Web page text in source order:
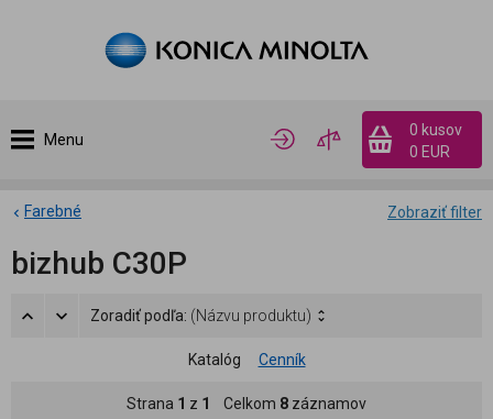
Menu
0 kusov
0 EUR
Zobraziť filter
Farebné
bizhub C30P
Zoradiť podľa: (Názvu produktu)
Katalóg Cenník
Strana 1 z 1 Celkom 8 záznamov